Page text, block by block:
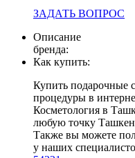
ЗАДАТЬ ВОПРОС
Описание
бренда:
Как купить:
Купить подарочные
процедуры в
Косметология в
любую точку
Также вы можете
у наших